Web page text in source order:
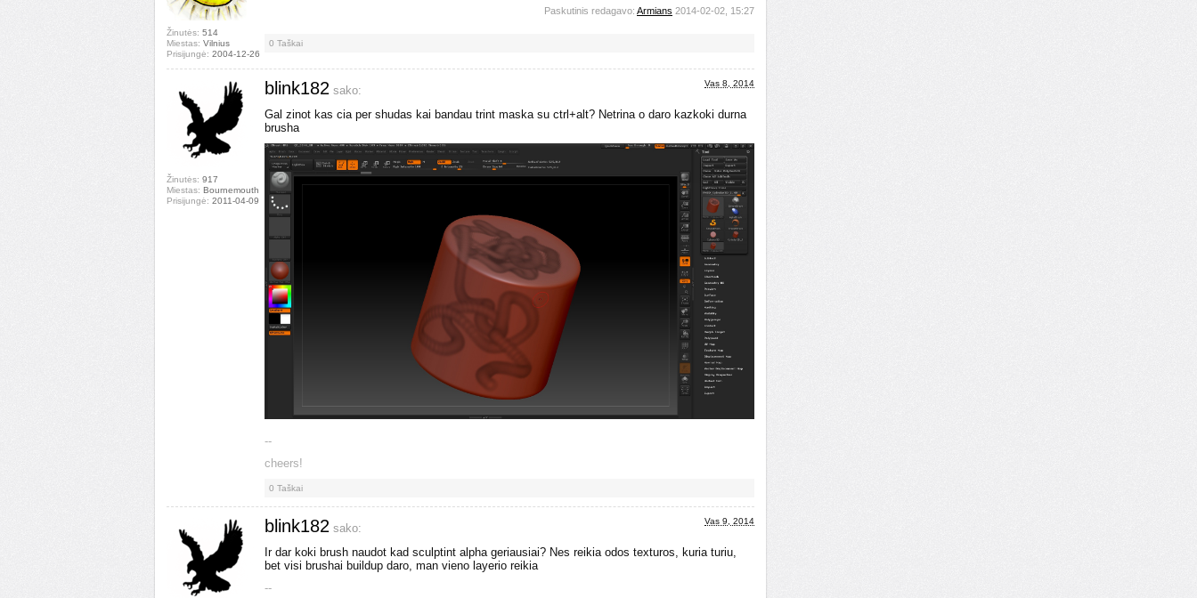
Žinutės: 514
Miestas: Vilnius
Prisijungė: 2004-12-26
Paskutinis redagavo: Armians 2014-02-02, 15:27
0 Taškai
Žinutės: 917
Miestas: Bournemouth
Prisijungė: 2011-04-09
Vas 8, 2014
blink182 sako:
Gal zinot kas cia per shudas kai bandau trint maska su ctrl+alt? Netrina o daro kazkoki durna
brusha
--
cheers!
0 Taškai
Vas 9, 2014
blink182 sako:
Ir dar koki brush naudot kad sculptint alpha geriausiai? Nes reikia odos texturos, kuria turiu,
bet visi brushai buildup daro, man vieno layerio reikia
--